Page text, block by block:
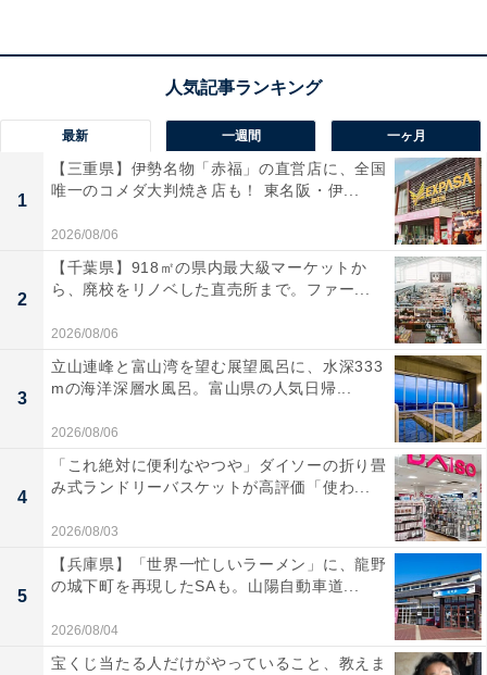
「若宮IC」よりお車で15分
大人1名（参考価格）：1万8150円
※料金は公式Webサイト参考価格
※プラン・部屋により価格は変動します
チェックイン・チェックアウト
チェックイン：15:00
チェックアウト：10:00
※プランにより時間が異なる可能性があります
あわせて読みたい
【福岡県の人気ホテル】「脇田温泉 楠水閣」
最新 一週間 一ヶ月
1
【三重県】伊勢名物「赤福」の直営店に、全国
唯一のコメダ大判焼き店も！ 東名阪・伊...
2026/08/06
2
【千葉県】918㎡の県内最大級マーケットか
ら、廃校をリノベした直売所まで。ファー...
2026/08/06
3
立山連峰と富山湾を望む展望風呂に、水深333
mの海洋深層水風呂。富山県の人気日帰...
2026/08/06
4
「これ絶対に便利なやつや」ダイソーの折り畳
み式ランドリーバスケットが高評価「使わ...
2026/08/03
5
【兵庫県】「世界一忙しいラーメン」に、龍野
の城下町を再現したSAも。山陽自動車道...
2026/08/04
宝くじ当たる人だけがやっていること、教えま